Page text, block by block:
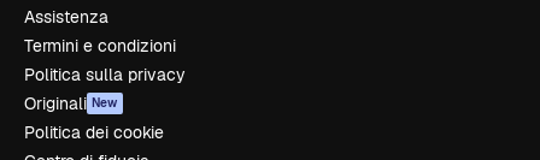
Assistenza
Termini e condizioni
Politica sulla privacy
Originali New
Politica dei cookie